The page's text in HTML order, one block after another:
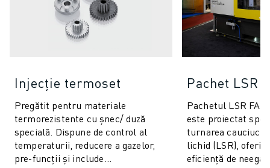
Injecție termoset
Pregătit pentru materiale
termorezistente cu șnec/ duză
specială. Dispune de control al
temperaturii, reducere a gazelor,
pre-funcții și include
Pachet LSR
Pachetul LSR
este proiectat
turnarea
lichid (LSR),
eficiență de